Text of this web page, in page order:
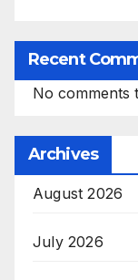
Recent
No comments
Archives
August 2026
July 2026